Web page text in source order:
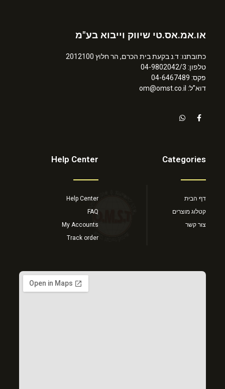
או.אמ.אס.טי שיווק וייבוא בע"מ
כתובתנו: ד.נ בקעת בית הכרם, הר חלוץ 2012100
טלפון: 04-9802042/3
פקס: 04-6467489
דוא”ל: om@omst.co.il
Categories
דף הבית
קטלוג מוצרים
צור קשר
Help Center
Help Center
FAQ
My Accounts
Track order